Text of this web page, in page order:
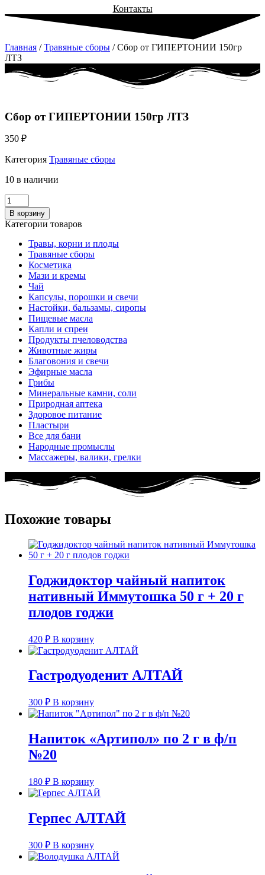
Контакты
Главная /Травяные сборы / Сбор от ГИПЕРТОНИИ 150гр
ЛТЗ
Сбор от ГИПЕРТОНИИ 150гр ЛТЗ
350 ₽
Категория Травяные сборы
10 в наличии
Количество
Сбор
от
ГИПЕРТОНИИ
150гр
ЛТЗ
В корзину
Категории товаров
Травы, корни и плоды
Травяные сборы
Косметика
Мази и кремы
Чай
Капсулы, порошки и свечи
Настойки, бальзамы, сиропы
Пищевые масла
Капли и спреи
Продукты пчеловодства
Животные жиры
Благовония и свечи
Эфирные масла
Грибы
Минеральные камни, соли
Природная аптека
Здоровое питание
Пластыри
Все для бани
Народные промыслы
Массажеры, валики, грелки​
Похожие товары
Годжидоктор чайный напиток
нативный Иммутошка 50 г + 20 г
плодов годжи
420 ₽ В корзину
Гастродуоденит АЛТАЙ
300 ₽ В корзину
Напиток «Артипол» по 2 г в ф/п
№20
180 ₽ В корзину
Герпес АЛТАЙ
300 ₽ В корзину